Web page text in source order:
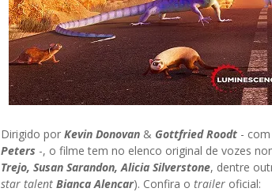
Dirigido por Kevin Donovan & Gottfried Roodt -
Peters -, o filme tem no elenco original de vozes
Trejo, Susan Sarandon, Alicia Silverstone, dentre
star talent Bianca Alencar). Confira o trailer oficial: